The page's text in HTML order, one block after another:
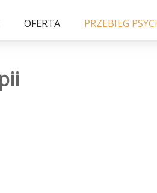
OFERTA PRZEBIEG